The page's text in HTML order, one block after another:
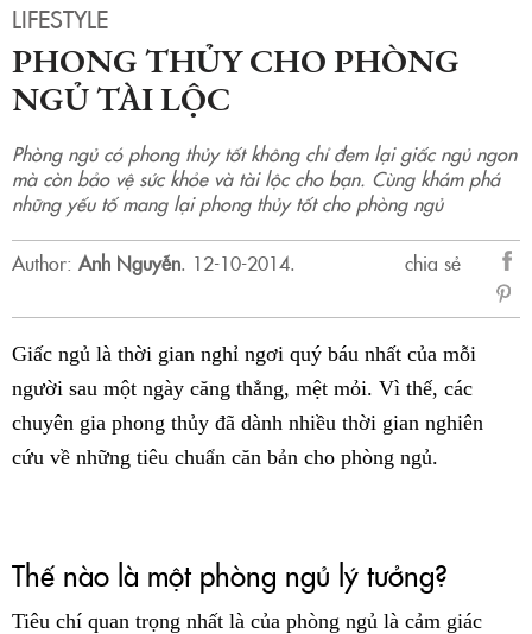
LIFESTYLE
PHONG THỦY CHO PHÒNG
NGỦ TÀI LỘC
Phòng ngủ có phong thủy tốt không chỉ đem lại giấc ngủ ngon
mà còn bảo vệ sức khỏe và tài lộc cho bạn. Cùng khám phá
những yếu tố mang lại phong thủy tốt cho phòng ngủ
Author: Anh Nguyễn. 12-10-2014.
chia sẻ
sẻ
Giấc ngủ là thời gian nghỉ ngơi quý báu nhất của mỗi
người sau một ngày căng thẳng, mệt mỏi. Vì thế, các
chuyên gia phong thủy đã dành nhiều thời gian nghiên
cứu về những tiêu chuẩn căn bản cho phòng ngủ.
Thế nào là một phòng ngủ lý tưởng?
Tiêu chí quan trọng nhất là của phòng ngủ là cảm giác